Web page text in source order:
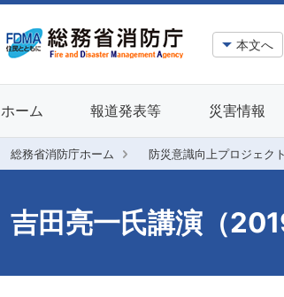
本文へ
ホーム 報道発表等 災害情報
総務省消防庁ホーム 防災意識向上プロジェクト
吉田亮一氏講演（